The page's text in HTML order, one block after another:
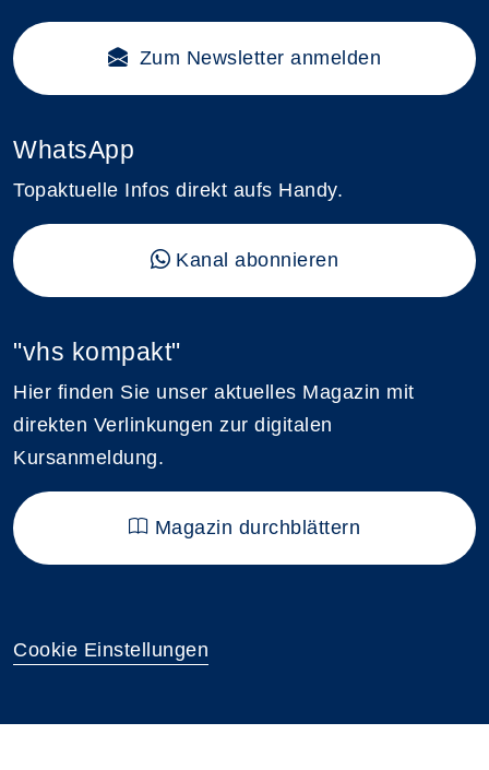
Zum Newsletter anmelden
WhatsApp
Topaktuelle Infos direkt aufs Handy.
Kanal abonnieren
"vhs kompakt"
Hier finden Sie unser aktuelles Magazin mit
direkten Verlinkungen zur digitalen
Kursanmeldung.
Magazin durchblättern
Cookie Einstellungen